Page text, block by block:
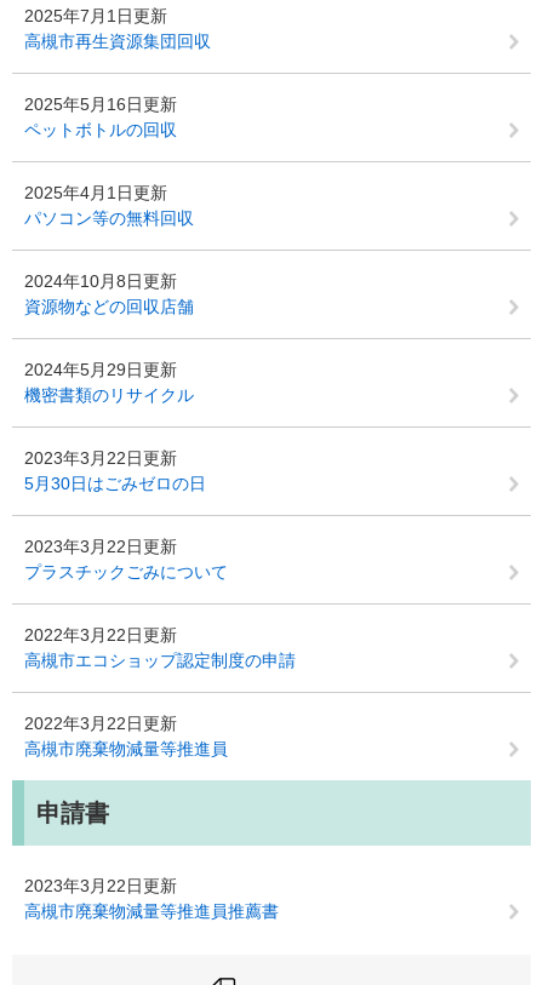
2025年7月1日更新
高槻市再生資源集団回収
2025年5月16日更新
ペットボトルの回収
2025年4月1日更新
パソコン等の無料回収
2024年10月8日更新
資源物などの回収店舗
2024年5月29日更新
機密書類のリサイクル
2023年3月22日更新
5月30日はごみゼロの日
2023年3月22日更新
プラスチックごみについて
2022年3月22日更新
高槻市エコショップ認定制度の申請
2022年3月22日更新
高槻市廃棄物減量等推進員
申請書
2023年3月22日更新
高槻市廃棄物減量等推進員推薦書